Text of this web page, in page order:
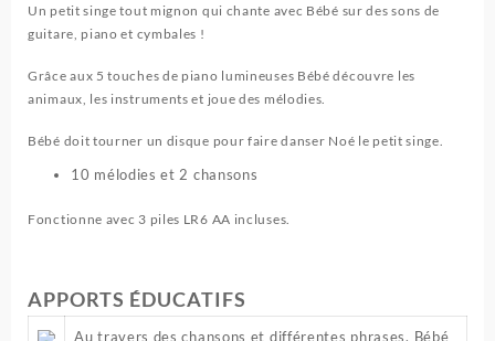
Un petit singe tout mignon qui chante avec Bébé sur des sons de
guitare, piano et cymbales !
Grâce aux 5 touches de piano lumineuses Bébé découvre les
animaux, les instruments et joue des mélodies.
Bébé doit tourner un disque pour faire danser Noé le petit singe.
10 mélodies et 2 chansons
Fonctionne avec 3 piles LR6 AA incluses.
APPORTS ÉDUCATIFS
Au travers des chansons et différentes phrases, Bébé